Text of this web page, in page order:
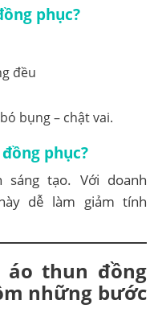
phục?
đều
bụng – chật vai.
phục?
sáng tạo. Với doanh
dễ làm giảm tính
thun đồng
những bước